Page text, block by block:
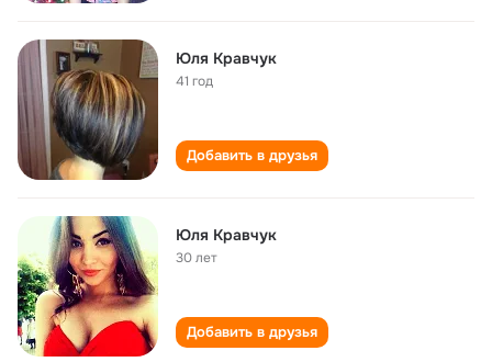
Юля Кравчук
41 год
Добавить в друзья
Юля Кравчук
30 лет
Добавить в друзья